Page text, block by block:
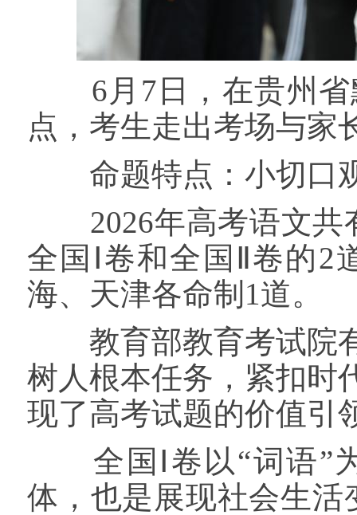
6月7日，在贵州省
点，考生走出考场与家
命题特点：小切口观
2026年高考语文共
全国Ⅰ卷和全国Ⅱ卷的2
海、天津各命制1道。
教育部教育考试院有
树人根本任务，紧扣时
现了高考试题的价值引
全国Ⅰ卷以“词语”为
体，也是展现社会生活